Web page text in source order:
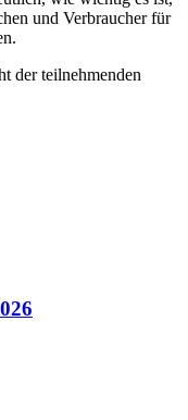
und Verbraucher für
der teilnehmenden